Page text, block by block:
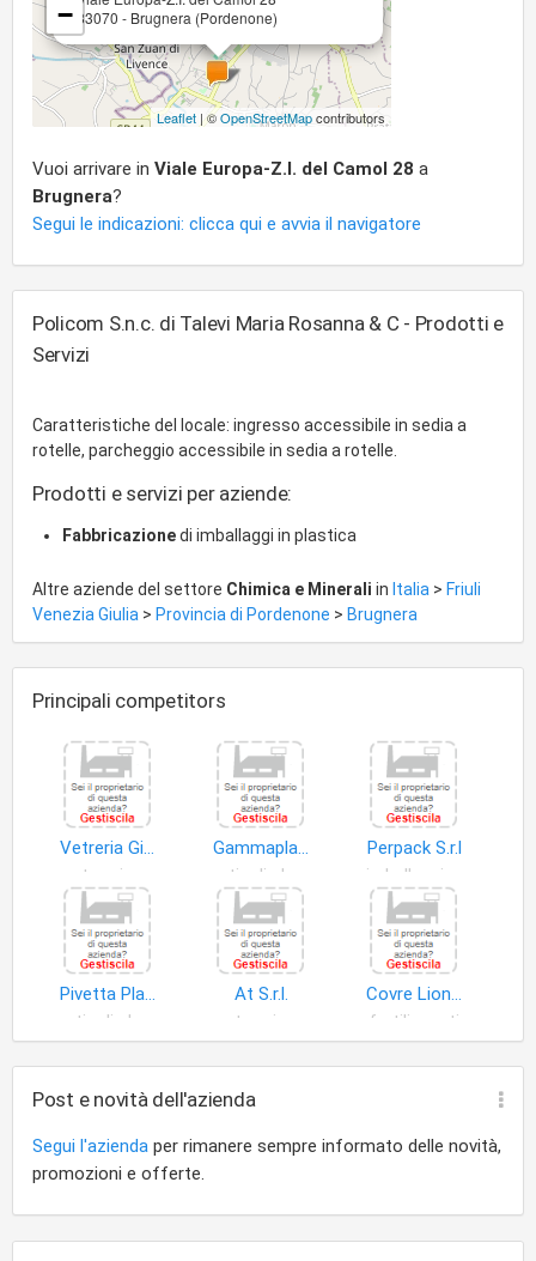
33070 - Brugnera (Pordenone)
−
Leaflet | ©OpenStreetMapcontributors
Vuoi arrivare in Viale Europa-Z.I. del Camol 28 a
Brugnera?
Segui le indicazioni: clicca qui e avvia il navigatore
Policom S.n.c. di Talevi Maria Rosanna & C - Prodotti e
Servizi
Caratteristiche del locale: ingresso accessibile in sedia a
rotelle, parcheggio accessibile in sedia a rotelle.
Prodotti e servizi per aziende:
Fabbricazionedi imballaggi in plastica
Altre aziende del settore Chimica e Minerali in Italia > Friuli
Venezia Giulia > Provincia di Pordenone > Brugnera
Principali competitors
Vetreria Giacon Luigi S.r.l
vetro piano
Gammaplast S.a.s. di Brunetta Cristiano e Pol Bodetto Mauro
Perpack S.r.l
Pivetta Plast S.r.l
At S.r.l.
vetro piano
Covre Lionello & C. S.n.c
fertilizzanti
Post e novità dell'azienda
Segui l'azienda per rimanere sempre informato delle novità,
promozioni e offerte.